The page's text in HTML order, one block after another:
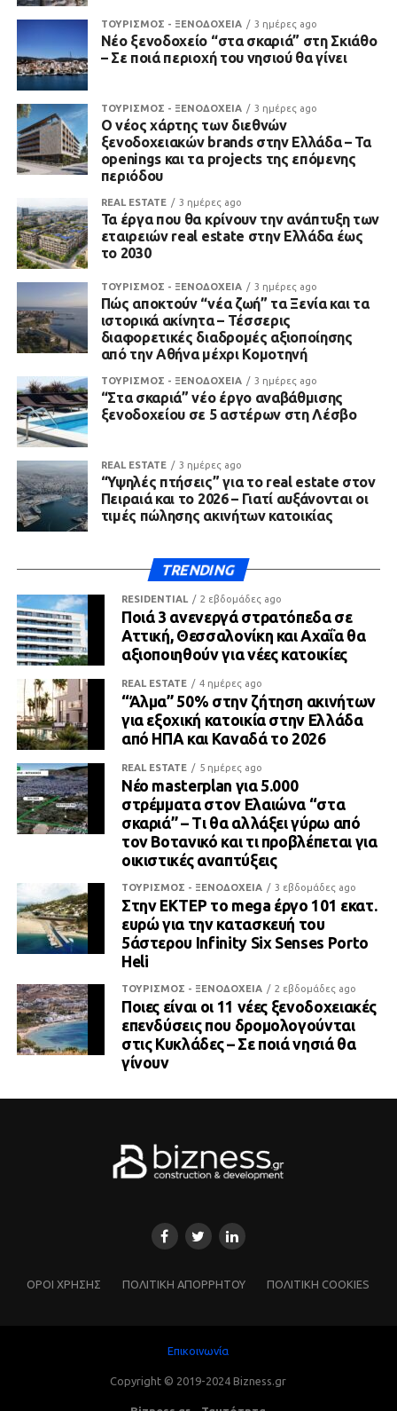
ΤΟΥΡΙΣΜΟΣ - ΞΕΝΟΔΟΧΕΙΑ 3 ημέρες ago
Νέο ξενοδοχείο “στα σκαριά” στη Σκιάθο
– Σε ποιά περιοχή του νησιού θα γίνει
ΤΟΥΡΙΣΜΟΣ - ΞΕΝΟΔΟΧΕΙΑ 3 ημέρες ago
Ο νέος χάρτης των διεθνών
ξενοδοχειακών brands στην Ελλάδα – Τα
openings και τα projects της επόμενης
περιόδου
REAL ESTATE 3 ημέρες ago
Τα έργα που θα κρίνουν την ανάπτυξη των
εταιρειών real estate στην Ελλάδα έως
το 2030
ΤΟΥΡΙΣΜΟΣ - ΞΕΝΟΔΟΧΕΙΑ 3 ημέρες ago
Πώς αποκτούν “νέα ζωή” τα Ξενία και τα
ιστορικά ακίνητα – Τέσσερις
διαφορετικές διαδρομές αξιοποίησης
από την Αθήνα μέχρι Κομοτηνή
ΤΟΥΡΙΣΜΟΣ - ΞΕΝΟΔΟΧΕΙΑ 3 ημέρες ago
“Στα σκαριά” νέο έργο αναβάθμισης
ξενοδοχείου σε 5 αστέρων στη Λέσβο
REAL ESTATE 3 ημέρες ago
“Υψηλές πτήσεις” για το real estate στον
Πειραιά και το 2026 – Γιατί αυξάνονται οι
τιμές πώλησης ακινήτων κατοικίας
TRENDING
RESIDENTIAL 2 εβδομάδες ago
Ποιά 3 ανενεργά στρατόπεδα σε
Αττική, Θεσσαλονίκη και Αχαΐα θα
αξιοποιηθούν για νέες κατοικίες
REAL ESTATE 4 ημέρες ago
“Άλμα” 50% στην ζήτηση ακινήτων
για εξοχική κατοικία στην Ελλάδα
από ΗΠΑ και Καναδά το 2026
REAL ESTATE 5 ημέρες ago
Νέο masterplan για 5.000
στρέμματα στον Ελαιώνα “στα
σκαριά” – Τι θα αλλάξει γύρω από
τον Βοτανικό και τι προβλέπεται για
οικιστικές αναπτύξεις
ΤΟΥΡΙΣΜΟΣ - ΞΕΝΟΔΟΧΕΙΑ 3 εβδομάδες ago
Στην ΕΚΤΕΡ το mega έργο 101 εκατ.
ευρώ για την κατασκευή του
5άστερου Infinity Six Senses Porto
Heli
ΤΟΥΡΙΣΜΟΣ - ΞΕΝΟΔΟΧΕΙΑ 2 εβδομάδες ago
Ποιες είναι οι 11 νέες ξενοδοχειακές
επενδύσεις που δρομολογούνται
στις Κυκλάδες – Σε ποιά νησιά θα
γίνουν
ΌΡΟΙ ΧΡΗΣΗΣ ΠΟΛΙΤΙΚΗ ΑΠΟΡΡΗΤΟΥ ΠΟΛΙΤΙΚΗ COOKIES
Επικοινωνία
Copyright © 2019-2024 Bizness.gr